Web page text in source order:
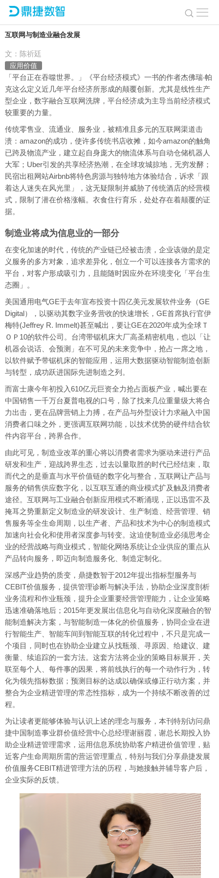
互联网与制造业融合发展
文：陈祈廷
应用价值
「平台正在吞噬世界。」《平台经济模式》一书的作者杰佛瑞‧帕
克这么定义近几年平台经济所形成的颠覆创新。尤其是线性生产
型企业，数字融合互联网洗牌，平台经济成为主导当前经济模式
较重要的力量。
传统零售业、流通业、服务业，被精准且多元的互联网渠道击
溃：amazon的成功，使许多传统书店收摊，如今amazon的触角
已跨及物流产业，建立起自身庞大的物流体系与自动仓储机器人
大军；Uber引发的共享经济热潮，在全球攻城掠地，无穷发酵；
民宿出租网站Airbnb将特色房源与独特地方体验结合，诉求「跟
着达人迷失在风光里」，这无疑限制并威胁了传统酒店的经营模
式，限制了潜在价格涨幅。衣食住行育乐，处处存在着颠覆的证
据。
制造业将成为信息业的一部分
在变化加速的时代，传统的产业链已经被击溃，企业该做的是定
义服务的多方对象，追求差异化，创立一个可以连接各方需求的
平台，对客户形成吸引力，且能随时因应外在环境变化「平台生
态圈」。
美国通用电气GE于去年宣布投资十四亿美元发展软件业务（GE
Digital），以驱动其数字业务营收的快速增长，GE首席执行官伊
梅特(Jeffrey R. Immelt)甚至喊出，要让GE在2020年成为全球Ｔ
ＯＰ10的软件公司。台湾带锯机床大厂高圣精密机电，也以「让
机器会说话、会预测」在不可见的未来竞争中，抢占一席之地，
以软件赋予带锯机床的智能应用，运用大数据驱动智能制造创新
与转型，成功跃进国际先进制造之列。
而富士康今年初投入610亿元巨资全力抢占面板产业，喊出要在
中国销售一千万台夏普电视的口号，除了找来几位重量级大将合
力出击，更在品牌营销上力搏，在产品与外型设计力求融入中国
消费者口味之外，更强调互联网功能，以技术优势的硬件结合软
件内容平台，跨界合作。
由此可见，制造业改革的重心将以消费者需求为驱动来进行产品
研发和生产，迎战跨界生态，过去以量取胜的时代已经结束，取
而代之的是垂直与水平价值链的数字化与整合，互联网让产品与
服务的销售供应数字化，以互联互通的商业模式扩及触及消费者
途径。互联网与工业融合创新应用模式不断涌现，正以迅雷不及
掩耳之势重新定义制造业的研发设计、生产制造、经营管理、销
售服务等全生命周期，以生产者、产品和技术为中心的制造模式
加速向社会化和使用者深度参与转变。这迫使制造业必须思考企
业的经营战略与商业模式，智能化网络系统让企业供应的重点从
产品转向服务，即迈向制造服务化、制造定制化。
深感产业趋势的质变，鼎捷数智于2012年提出指标型服务与
CEBIT价值服务，提供管理诊断与解决手法，协助企业深度剖析
业务流程和作业瓶颈，提升企业重要经营管理能力，让企业策略
迅速准确落地后；2015年更发展出信息化与自动化深度融合的智
能制造解决方案，与智能制造一体化的价值服务，协同企业在进
行智能生产、智能车间到智能互联的转化过程中，不只是完成一
个项目，同时也在协助企业建立从找瓶颈、寻原因、给建议、建
衡量、续追踪的一套方法。这套方法将企业的策略目标展开，关
联至每个人、每件事的因果，将前线执行的每一个动作行为，转
化为领先指标数据；预测目标的达成以确保或修正行动方案，并
整合为企业精进管理的常态性指标，成为一个持续不断改善的过
程。
为让读者更能够体验与认识上述的理念与服务，本刊特别访问鼎
捷中国制造事业群价值经营中心总经理谢丽霞，谢总长期投入协
助企业精进管理需求，运用信息系统协助客户精进价值管理，贴
近客户生命周期所需的营运管理重点，特别与我们分享鼎捷发展
价值服务CEBIT精进管理方法的历程，与她接触并辅导客户后，
企业实际的反馈。